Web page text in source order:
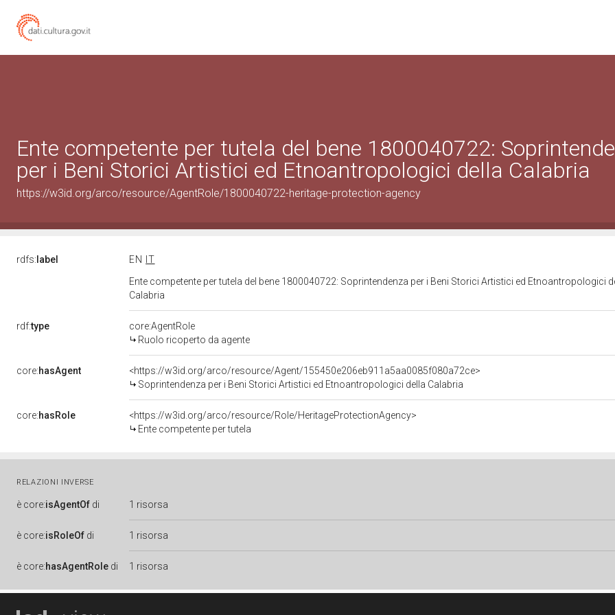
Ente competente per tutela del bene 1800040722:
per i Beni Storici Artistici ed Etnoantropologici della Calabria
https://w3id.org/arco/resource/AgentRole/1800040722-heritage-protection-agency
rdfs: label EN
IT
Ente competente per tutela del bene 1800040722: Soprintendenza per i Beni Storici Artistici ed Etnoantropologici
Calabria
rdf:type
core:AgentRole
Ruolo ricoperto da agente
core:hasAgent
<https://w3id.org/arco/resource/Agent/155450e206eb911a5aa0085f080a72ce>
Soprintendenza per i Beni Storici Artistici ed Etnoantropologici della Calabria
core:hasRole
<https://w3id.org/arco/resource/Role/HeritageProtectionAgency>
Ente competente per tutela
RELAZIONI INVERSE
è core:isAgentOf di 1 risorsa
è core:isRoleOf di 1 risorsa
è core:hasAgentRole di 1 risorsa